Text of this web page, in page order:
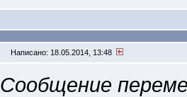
Написано: 18.05.2014, 13:48
Сообщение